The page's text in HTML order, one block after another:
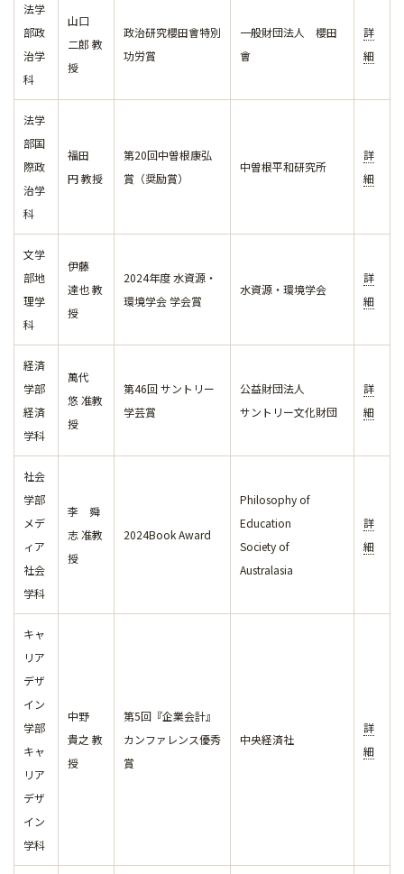
法学
部政
治学
科
山口
二郎 教
授
政治研究櫻田會特別
功労賞
一般財団法人 櫻田
會
詳
細
法学
部国
際政
治学
科
福田
円 教授
第20回中曽根康弘
賞（奨励賞）
中曽根平和研究所
詳
細
文学
部地
理学
科
伊藤
達也 教
授
2024年度 水資源・
環境学会 学会賞
水資源・環境学会
詳
細
経済
学部
経済
学科
萬代
悠 准教
授
第46回 サントリー
学芸賞
公益財団法人
サントリー文化財団
詳
細
社会
学部
メデ
ィア
社会
学科
李 舜
志 准教
授
2024Book Award
Philosophy of
Education
Society of
Australasia
詳
細
キャ
リア
デザ
イン
学部
キャ
リア
デザ
イン
学科
中野
貴之 教
授
第5回『企業会計』
カンファレンス優秀
賞
中央経済社
詳
細